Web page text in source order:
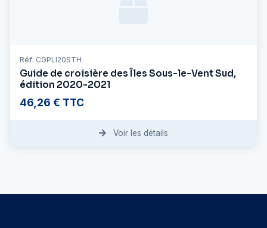
Réf: CGPLI20STH
Guide de croisière des Îles Sous-le-Vent Sud,
édition 2020-2021
46,26 € TTC
Voir les détails